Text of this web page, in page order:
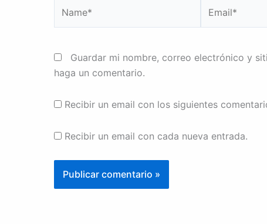
Guardar mi nombre, correo electrónico y
haga un comentario.
Recibir un email con los siguientes
Recibir un email con cada nueva entrada.